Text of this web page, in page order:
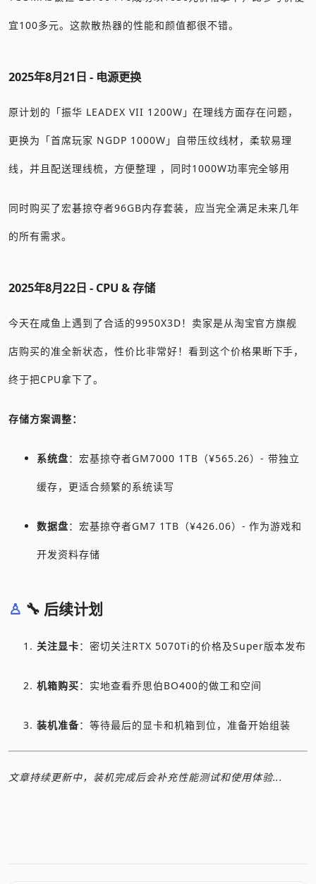
宜100多元。这款散热器的性能和颜值都很不错。
2025年8月21日 - 电源更换
原计划的「振华 LEADEX VII 1200W」在理线方面存在问题，
更换为「首席玩家 NGDP 1000W」自带压纹线材，柔软易理
线，并且配送理线梳，方便整理 ，同时1000W功率完全够用
同时购买了宏碁掠夺者96GB内存套装，应当完全满足未来几年
的所有需求。
2025年8月22日 - CPU & 存储
今天在咸鱼上遇到了合适的9950X3D！卖家是从淘宝官方旗舰
店购买的准全新状态，性价比非常好！看到这个价格果断下手，
终于把CPU拿下了。
存储方案调整：
系统盘：宏基掠夺者GM7000 1TB（¥565.26）- 带独立
缓存，更适合频繁的系统读写
数据盘：宏基掠夺者GM7 1TB（¥426.06）- 作为游戏和
开发资料存储
🔧 后续计划
关注显卡：密切关注RTX 5070Ti的价格及Super版本发布
机箱购买：实地查看乔思伯BO400的做工和空间
装机准备：等待最后的显卡和机箱到位，准备开始组装
文章持续更新中，装机完成后会补充性能测试和使用体验...